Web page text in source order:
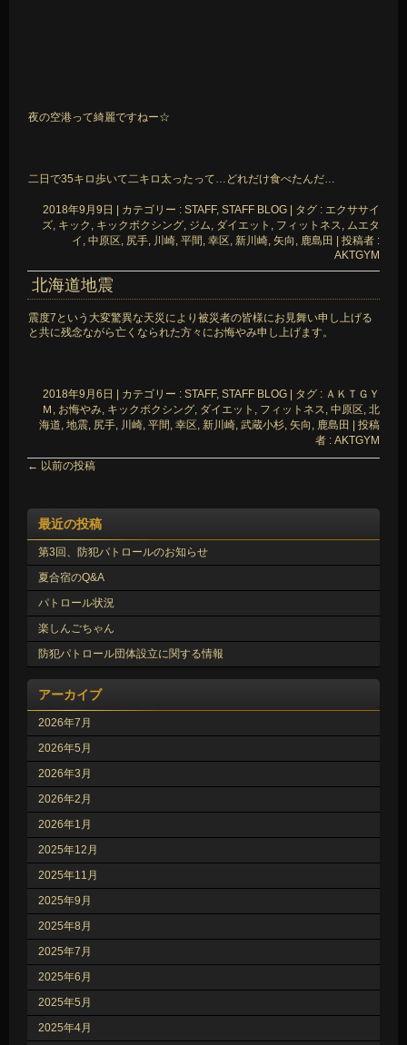
夜の空港って綺麗ですねー☆
二日で35キロ歩いて二キロ太ったって…どれだけ食べたんだ…
2018年9月9日 カテゴリー : STAFF, STAFF BLOG タグ : エクササイ
ズ, キック , キックボクシング, ジム, ダイエット , フィットネス, ムエタ
イ , 中原区, 尻手, 川崎, 平間 , 幸区, 新川崎, 矢向 , 鹿島田
投稿者 :
AKTGYM
北海道地震
震度7という大変驚異な天災により被災者の皆様にお見舞い申し上げる
と共に残念ながら亡くなられた方々にお悔やみ申し上げます。
2018年9月6日 カテゴリー : STAFF, STAFF BLOG タグ : ＡＫＴＧＹ
Ｍ , お悔やみ, キックボクシング, ダイエット , フィットネス, 中原区, 北
海道, 地震, 尻手, 川崎, 平間 , 幸区, 新川崎, 武蔵小杉, 矢向 , 鹿島田
投稿
者 : AKTGYM
← 以前の投稿
最近の投稿
第3回、防犯パトロールのお知らせ
夏合宿のQ&A
パトロール状況
楽しんごちゃん
防犯パトロール団体設立に関する情報
アーカイブ
2026年7月
2026年5月
2026年3月
2026年2月
2026年1月
2025年12月
2025年11月
2025年9月
2025年8月
2025年7月
2025年6月
2025年5月
2025年4月